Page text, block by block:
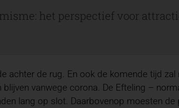
het perspectief voor
achter de rug. En ook de komende tijd
vanwege corona. De Efteling –
lang op slot. Daarbovenop moesten de